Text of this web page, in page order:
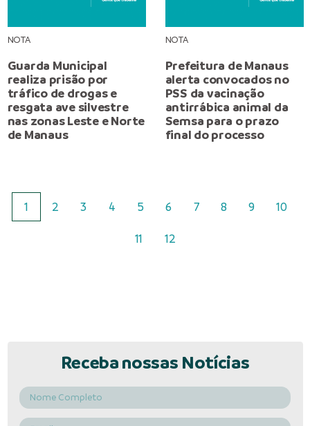
NOTA
Guarda Municipal
realiza prisão por
tráfico de drogas e
resgata ave silvestre
nas zonas Leste e Norte
de Manaus
NOTA
Prefeitura de Manaus
alerta convocados no
PSS da vacinação
antirrábica animal da
Semsa para o prazo
final do processo
1 2 3 4 5 6 7 8 9 10
11 12
Receba nossas Notícias